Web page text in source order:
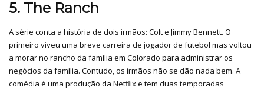
5. The Ranch
A série conta a história de dois irmãos: Colt e Jimmy Bennett. O
primeiro viveu uma breve carreira de jogador de futebol mas voltou
a morar no rancho da família em Colorado para administrar os
negócios da família. Contudo, os irmãos não se dão nada bem. A
comédia é uma produção da Netflix e tem duas temporadas